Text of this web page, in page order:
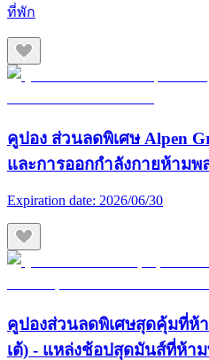
ที่พัก
คูปอง ส่วนลดพิเศษ Alpen
และการออกกำลังกายห้ามพ
Expiration date: 2026/06/30
คูปองส่วนลดพิเศษสุดคุ้มที่ห้
เต้) - แหล่งช้อปสุดมันส์ที่ห้า